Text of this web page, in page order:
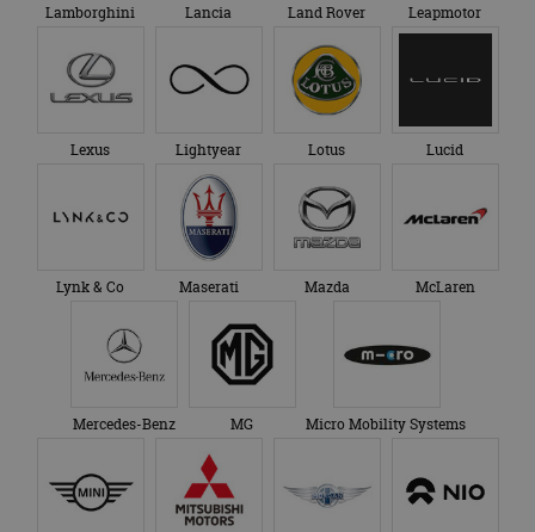
Lamborghini Lancia Land Rover Leapmotor
Lexus Lightyear Lotus Lucid
Lynk & Co Maserati Mazda McLaren
Mercedes-Benz MG Micro Mobility Systems